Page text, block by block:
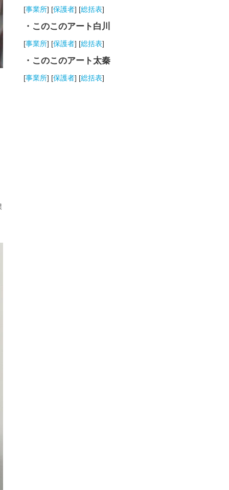
[事業所] [保護者] [総括表]
・このこのアート白川
[事業所] [保護者] [総括表]
・このこのアート太秦
[事業所] [保護者] [総括表]